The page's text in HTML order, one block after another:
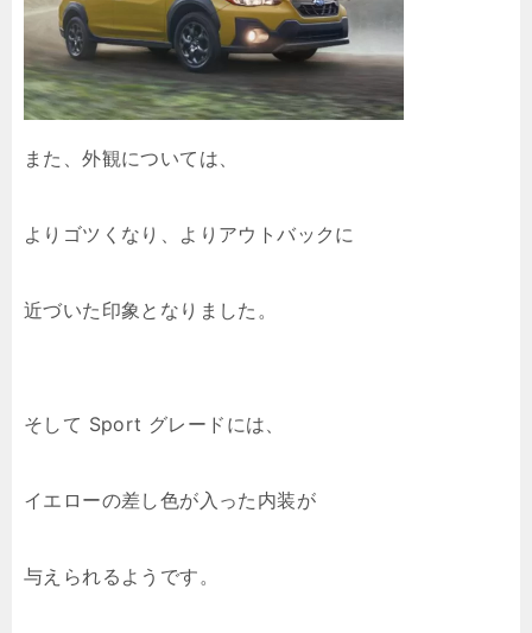
また、外観については、
よりゴツくなり、よりアウトバックに
近づいた印象となりました。
そして Sport グレードには、
イエローの差し色が入った内装が
与えられるようです。